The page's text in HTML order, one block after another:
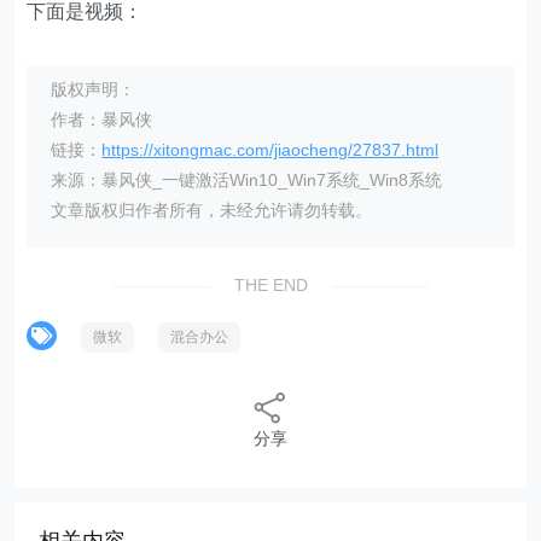
下面是视频：
版权声明：
作者：暴风侠
链接： https://xitongmac.com/jiaocheng/27837.html
来源：暴风侠_一键激活Win10_Win7系统_Win8系统
文章版权归作者所有，未经允许请勿转载。
THE END
微软 混合办公
分享